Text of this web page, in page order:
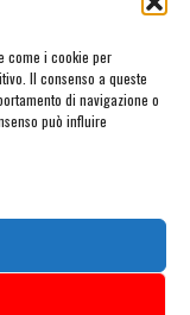
come i cookie per
Il consenso a queste
di navigazione o
può influire